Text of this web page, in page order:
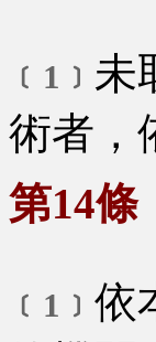
﹝1﹞ 未
術者，
第14條
﹝1﹞ 依